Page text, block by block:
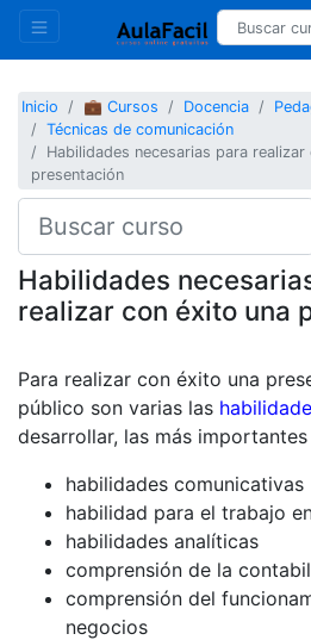
Inicio 💼 Cursos Docencia
Técnicas de comunicación
Habilidades necesarias para
presentación
Habilidades
realizar con éxito una
Para realizar con éxito una
público son varias las
desarrollar, las más
habilidades comunicativas
habilidad para el trabajo
habilidades analíticas
comprensión de la
comprensión del
negocios